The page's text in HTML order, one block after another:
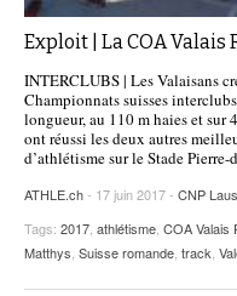
Exploit | La COA
INTERCLUBS | Les Valaisans
Championnats suisses
longueur, au 110 m haies et
ont réussi les deux autres
d’athlétisme sur le Stade
ATHLE.ch- 17 juin 2017 - CNP
Tags: 2017, athlétisme, COA Valais
Matthys, Suisse romande, track,